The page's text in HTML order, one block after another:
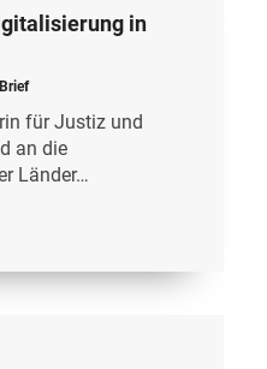
in
für Justiz und
an die
Länder…